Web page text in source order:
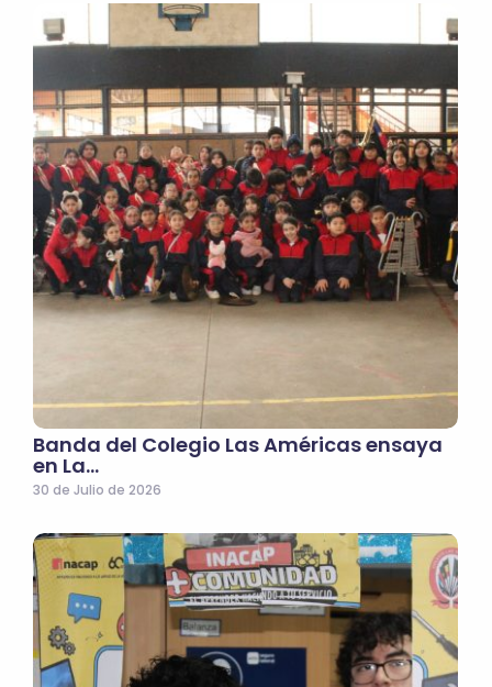
Banda del Colegio Las Américas ensaya
en La…
30 de Julio de 2026